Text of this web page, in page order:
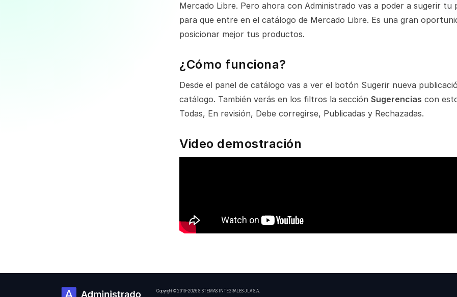
Mercado Libre. Pero ahora con Administrado vas a poder a sugerir tu
para que entre en el catálogo de Mercado Libre. Es una gran
posicionar mejor tus productos.
¿Cómo funciona?
Desde el panel de catálogo vas a ver el botón Sugerir nueva
catálogo. También verás en los filtros la sección Sugerencias con
Todas, En revisión, Debe corregirse, Publicadas y Rechazadas.
Video demostración
Copyright © 2019-2026 SISTEMAS INTEGRALES JLA S.A.